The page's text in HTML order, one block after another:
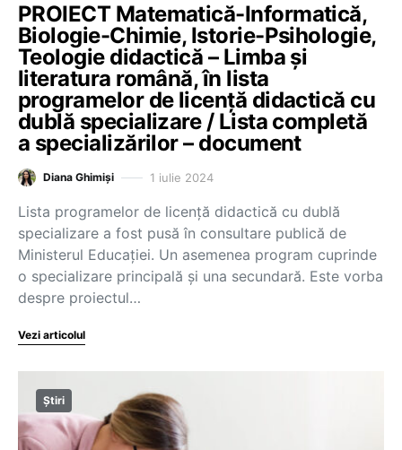
PROIECT Matematică-Informatică,
Biologie-Chimie, Istorie-Psihologie,
Teologie didactică – Limba și
literatura română, în lista
programelor de licență didactică cu
dublă specializare / Lista completă
a specializărilor – document
Diana Ghimiși 1 iulie 2024
Lista programelor de licență didactică cu dublă
specializare a fost pusă în consultare publică de
Ministerul Educației. Un asemenea program cuprinde
o specializare principală și una secundară. Este vorba
despre proiectul…
Vezi articolul
Știri